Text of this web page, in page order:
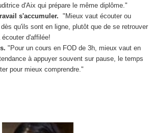
d'Aix qui prépare le même diplôme."
s'accumuler. "Mieux vaut écouter ou
qu'ils sont en ligne, plutôt que de se retrouver
d'affilée!
"Pour un cours en FOD de 3h, mieux vaut en
à appuyer souvent sur pause, le temps
pour mieux comprendre."